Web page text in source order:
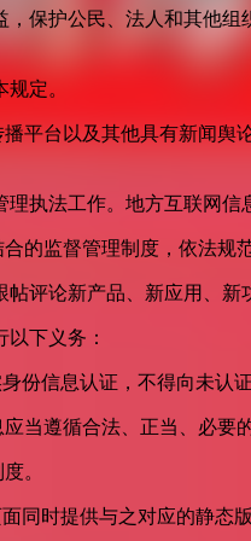
保护公民、法人和其他
定。
平台以及其他具有新闻
执法工作。地方互联网
的监督管理制度，依法规
评论新产品、新应用、
下义务：
份信息认证，不得向未认
当遵循合法、正当、必
。
同时提供与之对应的静态